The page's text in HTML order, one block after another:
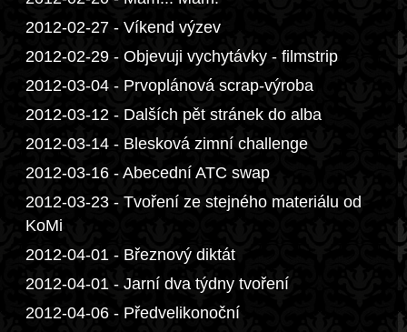
2012-02-27 - Víkend výzev
2012-02-29 - Objevuji vychytávky - filmstrip
2012-03-04 - Prvoplánová scrap-výroba
2012-03-12 - Dalších pět stránek do alba
2012-03-14 - Blesková zimní challenge
2012-03-16 - Abecední ATC swap
2012-03-23 - Tvoření ze stejného materiálu od
KoMi
2012-04-01 - Březnový diktát
2012-04-01 - Jarní dva týdny tvoření
2012-04-06 - Předvelikonoční